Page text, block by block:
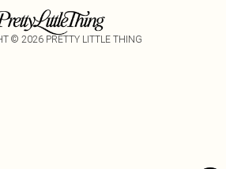
© 2026 PRETTY LITTLE THING